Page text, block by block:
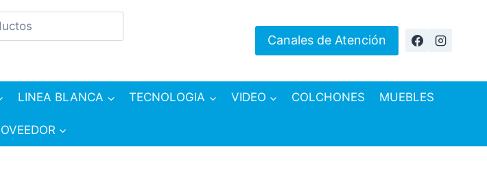
Canales de Atención
LINEA BLANCA TECNOLOGIA VIDEO COLCHONES MUEBLES